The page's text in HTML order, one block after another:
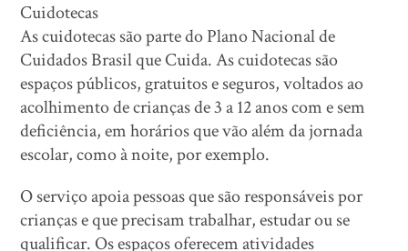
Cuidotecas
As cuidotecas são parte do Plano Nacional de
Cuidados Brasil que Cuida. As cuidotecas são
espaços públicos, gratuitos e seguros, voltados ao
acolhimento de crianças de 3 a 12 anos com e sem
deficiência, em horários que vão além da jornada
escolar, como à noite, por exemplo.
O serviço apoia pessoas que são responsáveis por
crianças e que precisam trabalhar, estudar ou se
qualificar. Os espaços oferecem atividades